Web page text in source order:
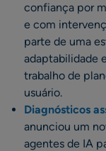
confiança por
e com
parte de uma
adaptabilidade
trabalho de
usuário.
Diagnósticos
anunciou um
agentes de IA